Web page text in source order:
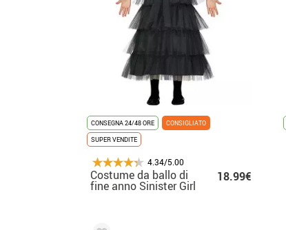
CONSEGNA 24/48 ORE
CONSIGLIATO
SUPER VENDITE
4.34/5.00
Costume da ballo di
fine anno Sinister Girl
18.99€